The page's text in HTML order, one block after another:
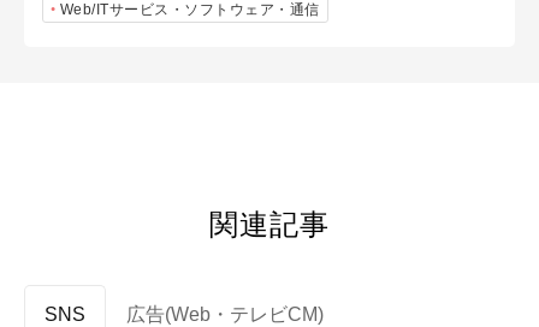
Web/ITサービス・ソフトウェア・通信
関連記事
SNS 広告(Web・テレビCM)